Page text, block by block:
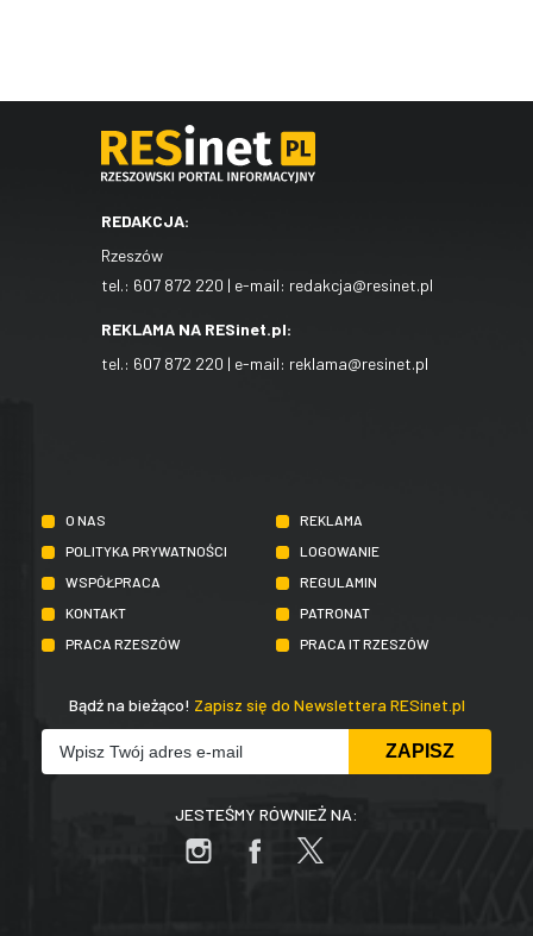
REDAKCJA:
Rzeszów
tel.: 607 872 220 | e-mail: redakcja@resinet.pl
REKLAMA NA RESinet.pl:
tel.: 607 872 220 | e-mail: reklama@resinet.pl
O NAS
REKLAMA
POLITYKA PRYWATNOŚCI
LOGOWANIE
WSPÓŁPRACA
REGULAMIN
KONTAKT
PATRONAT
PRACA RZESZÓW
PRACA IT RZESZÓW
Bądź na bieżąco! Zapisz się do Newslettera RESinet.pl
JESTEŚMY RÓWNIEŻ NA: